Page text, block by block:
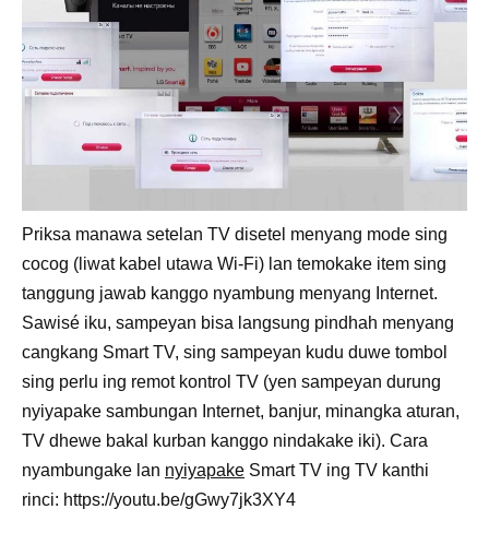
Priksa manawa setelan TV disetel menyang mode sing
cocog (liwat kabel utawa Wi-Fi) lan temokake item sing
tanggung jawab kanggo nyambung menyang Internet.
Sawisé iku, sampeyan bisa langsung pindhah menyang
cangkang Smart TV, sing sampeyan kudu duwe tombol
sing perlu ing remot kontrol TV (yen sampeyan durung
nyiyapake sambungan Internet, banjur, minangka aturan,
TV dhewe bakal kurban kanggo nindakake iki). Cara
nyambungake lan nyiyapake Smart TV ing TV kanthi
rinci: https://youtu.be/gGwy7jk3XY4